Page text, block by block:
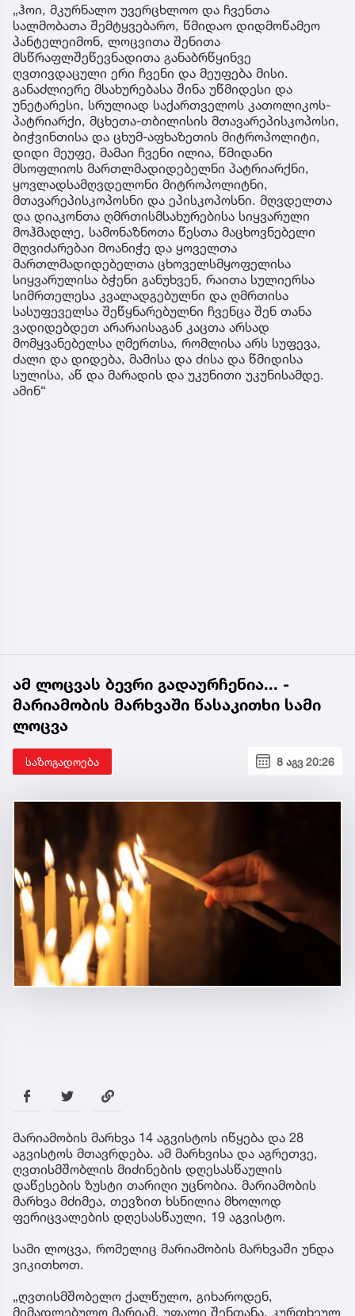
„ჰოი, მკურნალო უვერცხლოო და ჩვენთა
სალმობათა შემტყვებარო, წმიდაო დიდმოწამეო
პანტელეიმონ, ლოცვითა შენითა
მსწრაფლშეწევნადითა განაბრწყინვე
ღვთივდაცული ერი ჩვენი და მეუფება მისი.
განაძლიერე მსახურებასა შინა უწმიდესი და
უნეტარესი, სრულიად საქართველოს კათოლიკოს-
პატრიარქი, მცხეთა-თბილისის მთავარეპისკოპოსი,
ბიჭვინთისა და ცხუმ-აფხაზეთის მიტროპოლიტი,
დიდი მეუფე, მამაი ჩვენი ილია, წმიდანი
მსოფლიოს მართლმადიდებელნი პატრიარქნი,
ყოვლადსამღვდელონი მიტროპოლიტნი,
მთავარეპისკოპოსნი და ეპისკოპოსნი. მღვდელთა
და დიაკონთა ღმრთისმსახურებისა სიყვარული
მოჰმადლე, სამონაზნოთა წესთა მაცხოვნებელი
მღვიძარებაი მოანიჭე და ყოველთა
მართლმადიდებელთა ცხოველსმყოფელისა
სიყვარულისა ბჭენი განუხვენ, რაითა სულიერსა
სიმრთელესა კვალადგებულნი და ღმრთისა
სასუფეველსა შეწყნარებულნი ჩვენცა შენ თანა
ვადიდებდეთ არარაისაგან კაცთა არსად
მომყვანებელსა ღმერთსა, რომლისა არს სუფევა,
ძალი და დიდება, მამისა და ძისა და წმიდისა
სულისა, აწ და მარადის და უკუნითი უკუნისამდე.
ამინ“
ამ ლოცვას ბევრი გადაურჩენია... -
მარიამობის მარხვაში წასაკითხი სამი
ლოცვა
საზოგადოება 8 აგვ 20:26
მარიამობის მარხვა 14 აგვისტოს იწყება და 28
აგვისტოს მთავრდება. ამ მარხვისა და აგრეთვე,
ღვთისმშობლის მიძინების დღესასწაულის
დაწესების ზუსტი თარიღი უცნობია. მარიამობის
მარხვა მძიმეა, თევზით ხსნილია მხოლოდ
ფერიცვალების დღესასწაული, 19 აგვისტო.
სამი ლოცვა, რომელიც მარიამობის მარხვაში უნდა
ვიკითხოთ.
„ღვთისმშობელო ქალწულო, გიხაროდენ,
მიმადლებულო მარიამ, უფალი შენთანა, კურთხეულ